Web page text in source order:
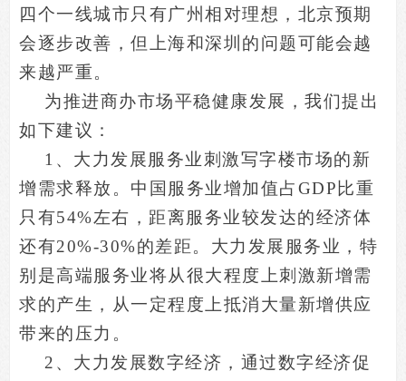
四个一线城市只有广州相对理想，北京预期
会逐步改善，但上海和深圳的问题可能会越
来越严重。
为推进商办市场平稳健康发展，我们提出
如下建议：
1 、大力发展服务业刺激写字楼市场的新
增需求释放。中国服务业增加值占GDP比重
只有54%左右，距离服务业较发达的经济体
还有20%-30%的差距。大力发展服务业，特
别是高端服务业将从很大程度上刺激新增需
求的产生，从一定程度上抵消大量新增供应
带来的压力。
2 、大力发展数字经济，通过数字经济促